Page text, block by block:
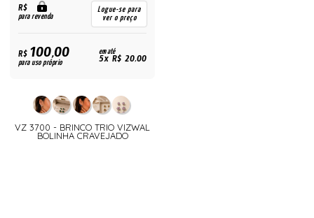
R$
para revenda
Logue-se para
ver o preço
R$100,00
para uso próprio
em até
5x R$ 20,00
VZ 3700 - BRINCO TRIO VIZWAL
BOLINHA CRAVEJADO